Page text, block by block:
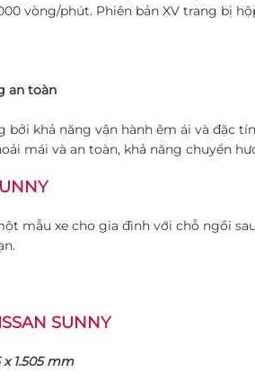
vòng/phút. Phiên bản XV trang bị
an toàn
khả năng vận hành êm ái và đặc
mái và an toàn, khả năng chuyển
mẫu xe cho gia đình với chỗ ngồi
SUNNY
x 1.505 mm